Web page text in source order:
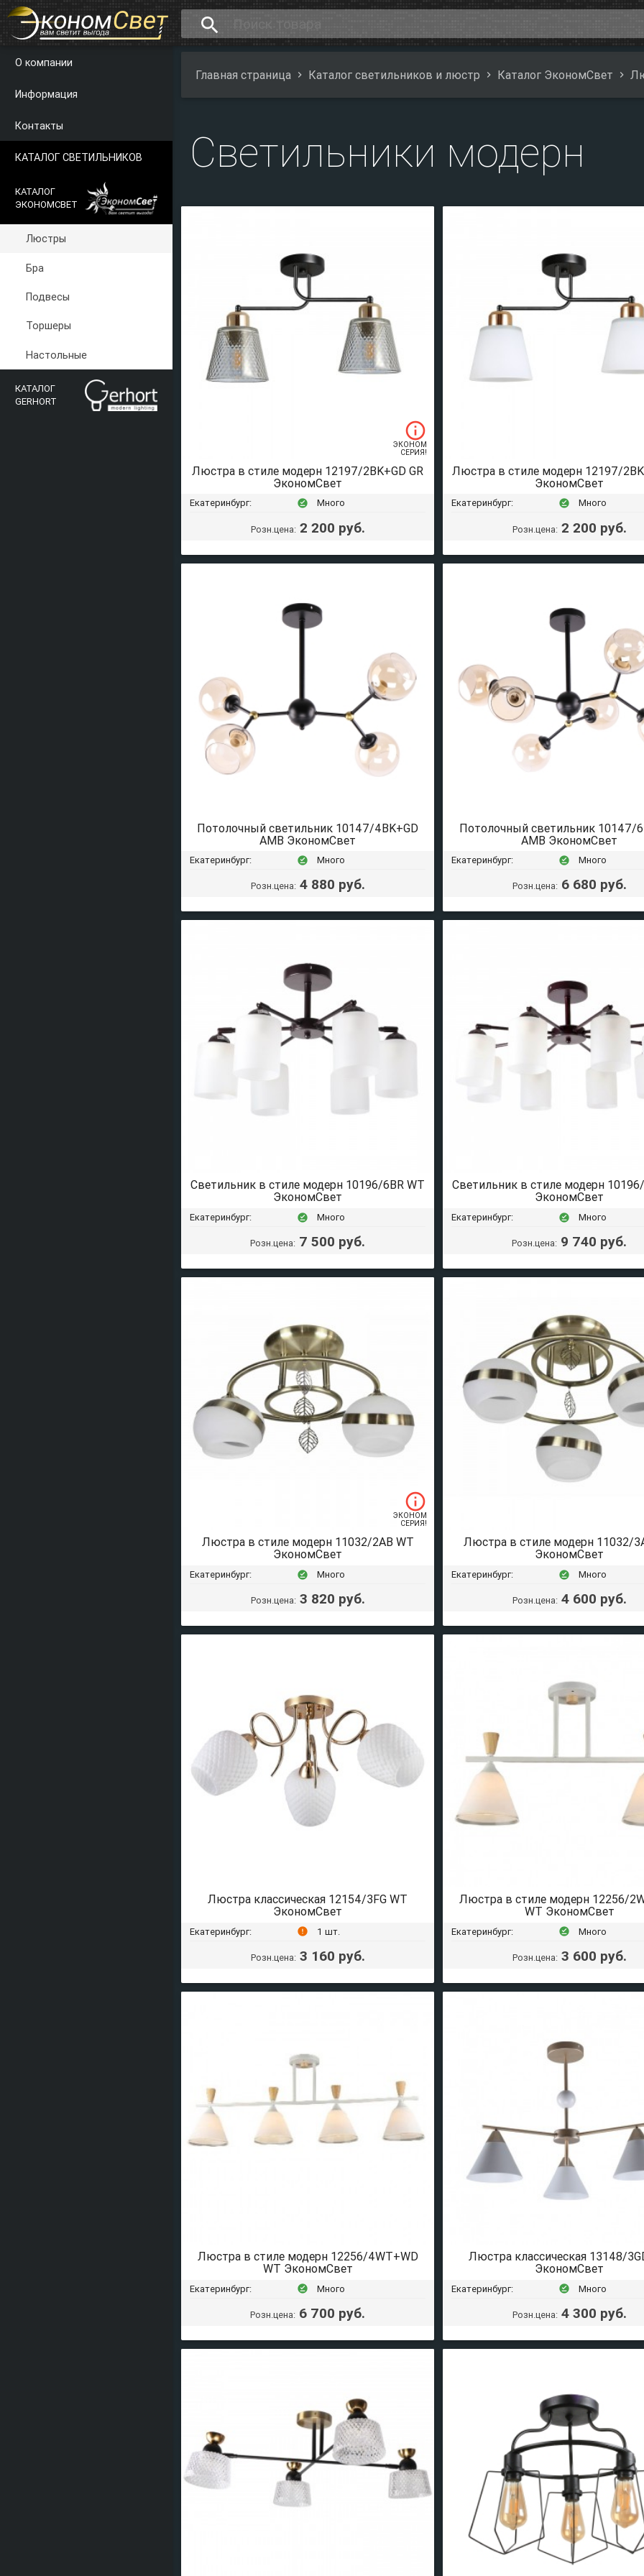
search
О компании
Информация
Контакты
КАТАЛОГ СВЕТИЛЬНИКОВ
КАТАЛОГ
ЭКОНОМСВЕТ
Люстры
Бра
Подвесы
Торшеры
Настольные
КАТАЛОГ
GERHORT
Главная страница Каталог светильников и люстр Каталог ЭкономСвет
Светильники модерн
info_outline
ЭКОНОМ
СЕРИЯ!
Люстра в стиле модерн 12197/2BK+GD GR
ЭкономСвет
Екатеринбург: offline_pin Много
Розн.цена: 2 200 руб.
Люстра в стиле модерн 12197/
ЭкономСвет
Екатеринбург: offline_pin Много
Розн.цена: 2 200 руб.
Потолочный светильник 10147/4BK+GD
AMB ЭкономСвет
Екатеринбург: offline_pin Много
Розн.цена: 4 880 руб.
Потолочный светильник 10147/
AMB ЭкономСвет
Екатеринбург: offline_pin Много
Розн.цена: 6 680 руб.
Светильник в стиле модерн 10196/6BR WT
ЭкономСвет
Екатеринбург: offline_pin Много
Розн.цена: 7 500 руб.
Светильник в стиле модерн
ЭкономСвет
Екатеринбург: offline_pin Много
Розн.цена: 9 740 руб.
info_outline
ЭКОНОМ
СЕРИЯ!
Люстра в стиле модерн 11032/2AB WT
ЭкономСвет
Екатеринбург: offline_pin Много
Розн.цена: 3 820 руб.
Люстра в стиле модерн 11032/
ЭкономСвет
Екатеринбург: offline_pin Много
Розн.цена: 4 600 руб.
Люстра классическая 12154/3FG WT
ЭкономСвет
Екатеринбург: error 1 шт.
Розн.цена: 3 160 руб.
Люстра в стиле модерн 12256/
WT ЭкономСвет
Екатеринбург: offline_pin Много
Розн.цена: 3 600 руб.
Люстра в стиле модерн 12256/4WT+WD
WT ЭкономСвет
Екатеринбург: offline_pin Много
Розн.цена: 6 700 руб.
Люстра классическая 13148/
ЭкономСвет
Екатеринбург: offline_pin Много
Розн.цена: 4 300 руб.